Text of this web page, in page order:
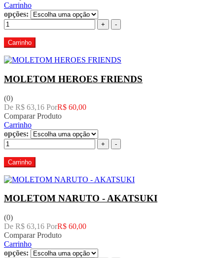
Carrinho
opções:
+ -
Carrinho
MOLETOM HEROES FRIENDS
(0)
De R$ 63,16 PorR$ 60,00
Comparar Produto
Carrinho
opções:
+ -
Carrinho
MOLETOM NARUTO - AKATSUKI
(0)
De R$ 63,16 PorR$ 60,00
Comparar Produto
Carrinho
opções: